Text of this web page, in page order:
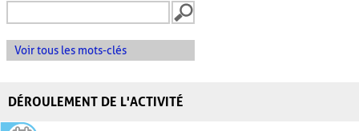
Voir tous les mots-clés
DÉROULEMENT DE L'ACTIVITÉ